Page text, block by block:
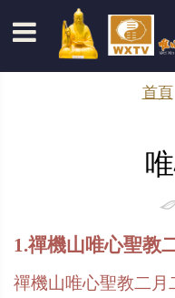
首頁
1.禪機山唯心聖教
禪機山唯心聖教二